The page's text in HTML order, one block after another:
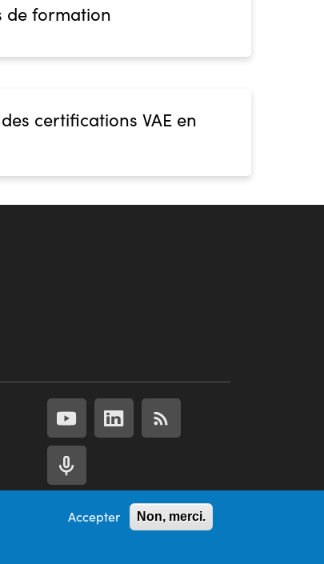
de formation
certifications VAE en
Accepter Non, merci.